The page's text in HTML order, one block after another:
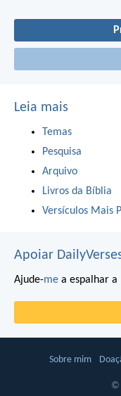
Leia mais
Temas
Pesquisa
Arquivo
Livros da Bíblia
Versículos Mais
Apoiar
Ajude-me a espalhar a
Sobre mim
©